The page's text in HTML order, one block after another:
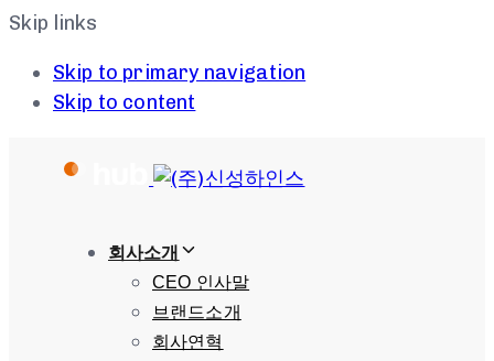
Skip links
Skip to primary navigation
Skip to content
회사소개
CEO 인사말
브랜드소개
회사연혁